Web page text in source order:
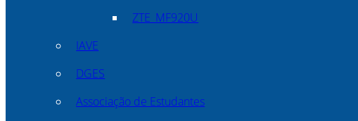
ZTE_MF920U
IAVE
DGES
Associação de Estudantes